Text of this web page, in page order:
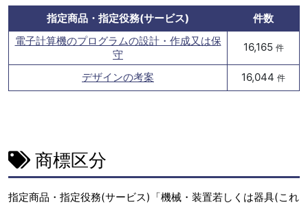
指定商品・指定役務(サービス)
件数
電子計算機のプログラムの設計・作成又は保
守
16,165 件
デザインの考案 16,044 件
商標区分
指定商品・指定役務(サービス)「機械・装置若しくは器具(これ